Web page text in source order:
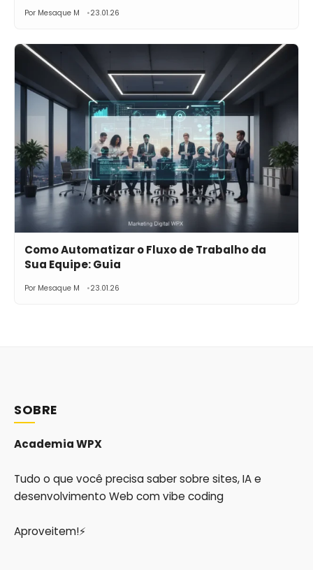
Por Mesaque M 23.01.26
Como Automatizar o Fluxo de Trabalho da
Sua Equipe: Guia
Por Mesaque M 23.01.26
SOBRE
Academia WPX
Tudo o que você precisa saber sobre sites, IA e
desenvolvimento Web com vibe coding
Aproveitem!⚡